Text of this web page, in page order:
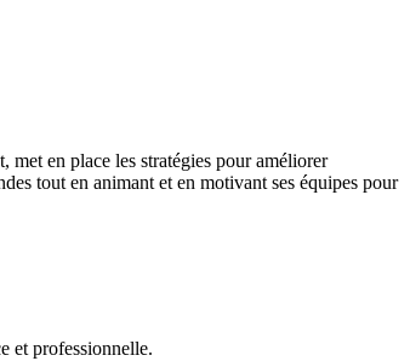
met en place les stratégies pour améliorer
tout en animant et en motivant ses équipes pour
et professionnelle.